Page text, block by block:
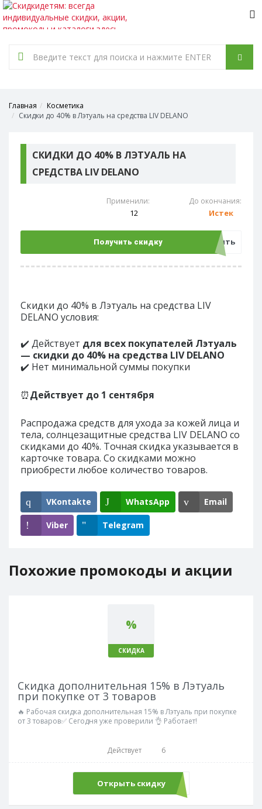
Главная
Косметика
Скидки до 40% в Лэтуаль на средства LIV DELANO
СКИДКИ ДО 40% В ЛЭТУАЛЬ НА
СРЕДСТВА LIV DELANO
Применили:
12
До окончания:
Истек
Получить скидку Открыть
Скидки до 40% в Лэтуаль на средства LIV
DELANO условия:
✔️ Действует для всех покупателей Лэтуаль
— скидки до 40% на средства LIV DELANO
✔️ Нет минимальной суммы покупки
⏰Действует до 1 сентября
Распродажа средств для ухода за кожей лица и
тела, солнцезащитные средства LIV DELANO со
скидками до 40%. Точная скидка указывается в
карточке товара. Со скидками можно
приобрести любое количество товаров.
VKontakte WhatsApp Email
Viber Telegram
Похожие промокоды и акции
%
СКИДКА
Скидка дополнительная 15% в Лэтуаль
при покупке от 3 товаров
🔥 Рабочая скидка дополнительная 15% в Лэтуаль при покупке
от 3 товаров✅ Сегодня уже проверили 👌 Работает!
Действует 6
Открыть скидку